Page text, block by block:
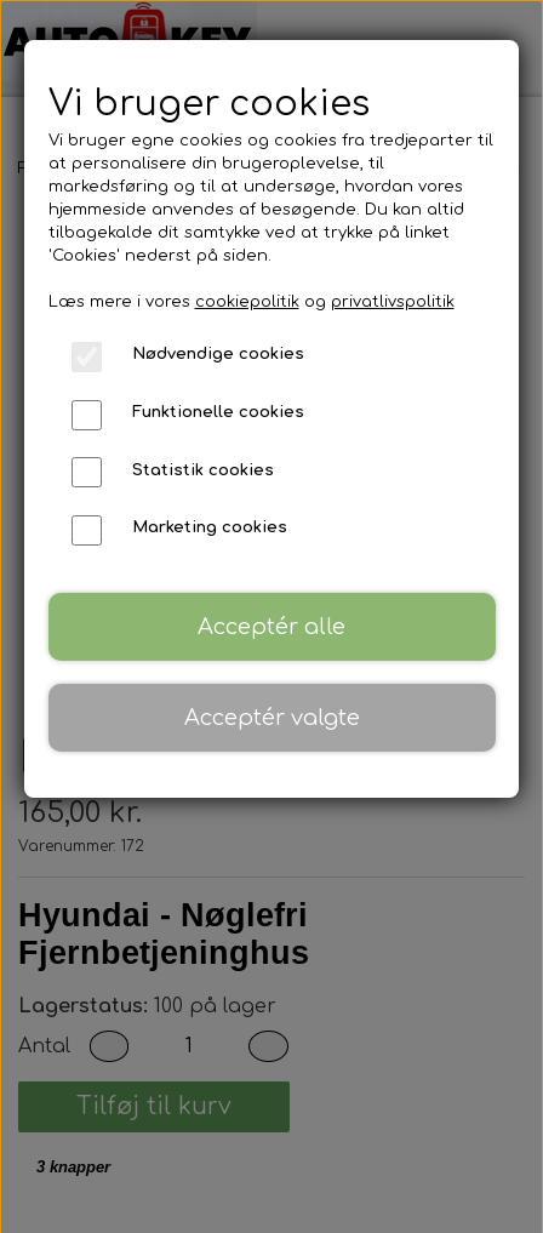
Forside Bilnøgler Hyundai Nøglehus Hyundai - Nøglehus
Hyundai - Nøglehus
165,00 kr.
Varenummer: 172
Hyundai - Nøglefri
Fjernbetjeninghus
Lagerstatus: 100 på lager
Antal
Tilføj til kurv
3 knapper
Vi bruger cookies
Vi bruger egne cookies og cookies fra tredjeparter til
at personalisere din brugeroplevelse, til
markedsføring og til at undersøge, hvordan vores
hjemmeside anvendes af besøgende. Du kan altid
tilbagekalde dit samtykke ved at trykke på linket
'Cookies' nederst på siden.
Læs mere i vores cookiepolitikog privatlivspolitik
Nødvendige cookies
Funktionelle cookies
Statistik cookies
Marketing cookies
Acceptér alle
Acceptér valgte